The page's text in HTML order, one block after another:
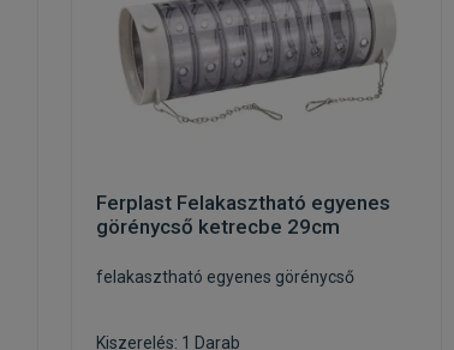
Ferplast Felakasztható egyenes
görénycső ketrecbe 29cm
felakasztható egyenes görénycső
Kiszerelés: 1 Darab